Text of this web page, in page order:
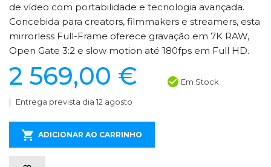
de vídeo com portabilidade e tecnologia avançada.
Concebida para creators, filmmakers e streamers, esta
mirrorless Full-Frame oferece gravação em 7K RAW,
Open Gate 3:2 e slow motion até 180fps em Full HD.
2 569,00 € Em Stock
Entrega prevista dia 12 agosto
ADICIONAR AO CARRINHO